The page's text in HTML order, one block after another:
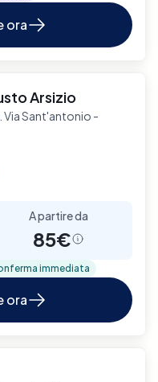
ora
Arsizio
Via Sant'antonio -
A partire da
85€
immediata
ora